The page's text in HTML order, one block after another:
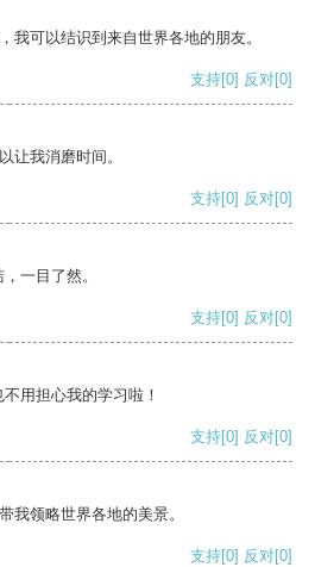
我可以结识到来自世界各地的朋友。
支持[0] 反对[0]
让我消磨时间。
支持[0] 反对[0]
一目了然。
支持[0] 反对[0]
用担心我的学习啦！
支持[0] 反对[0]
我领略世界各地的美景。
支持[0] 反对[0]